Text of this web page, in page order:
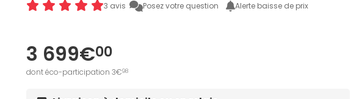
3 avis Posez votre question Alerte baisse de prix
3 699€00
dont éco-participation 3€98